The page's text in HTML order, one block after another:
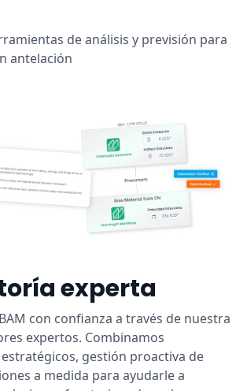
de análisis y previsión para
antelación
experta
con confianza a través de nuestra
expertos. Combinamos
gestión proactiva de
a medida para ayudarle a